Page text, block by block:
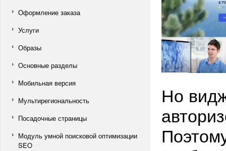
Оформление заказа
Услуги
Образы
Основные разделы
Мобильная версия
Мультирегиональность
Посадочные страницы
Модуль умной поисковой оптимизации
SEO
Но